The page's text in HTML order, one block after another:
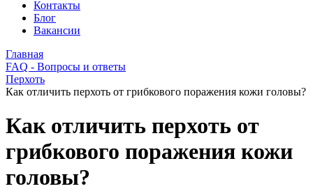
Контакты
Блог
Вакансии
Главная
FAQ - Вопросы и ответы
Перхоть
Как отличить перхоть от грибкового поражения кожи головы?
Как отличить перхоть от
грибкового поражения кожи
головы?